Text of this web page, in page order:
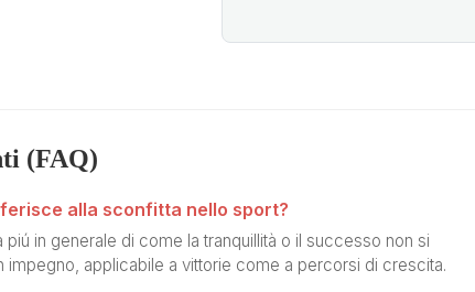
(FAQ)
alla sconfitta nello sport?
in generale di come la tranquillità o il successo non si
impegno, applicabile a vittorie come a percorsi di crescita.